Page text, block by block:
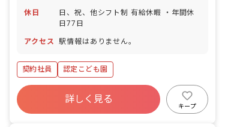
休日
日、祝、他シフト制 有給休暇 ・年間休
日77日
アクセス 駅情報はありません。
契約社員 認定こども園
詳しく見る
キープ